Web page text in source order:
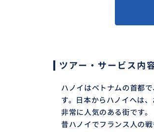
ツアー・サービス内
ハノイはベトナムの首都
す。日本からハノイへは
非常に人気のある街です。
昔ハノイでフランス人の